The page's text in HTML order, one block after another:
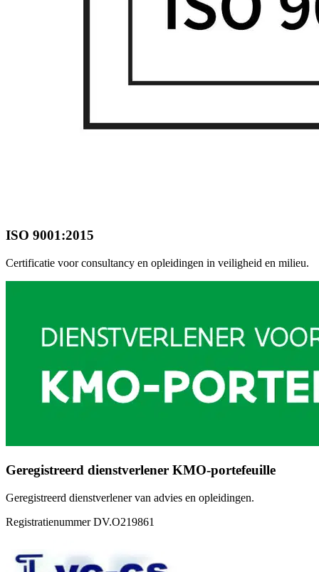
ISO 9001:2015
Certificatie voor consultancy en opleidingen in veiligheid en milieu.
Geregistreerd dienstverlener KMO-portefeuille
Geregistreerd dienstverlener van advies en opleidingen.
Registratienummer DV.O219861